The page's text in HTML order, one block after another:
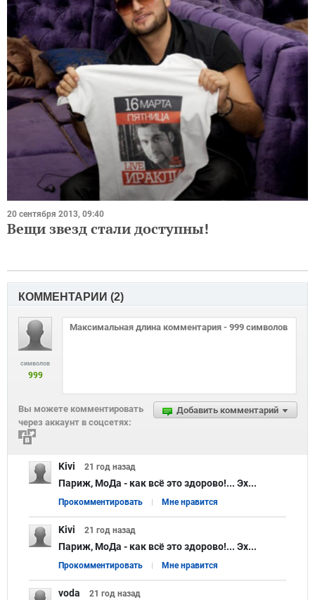
20 сентября 2013, 09:40
Вещи звезд стали доступны!
КОММЕНТАРИИ (2)
символов
999
Добавить комментарий
Вы можете комментировать
через аккаунт в соцсетях:
Kivi 21 год назад
Париж, МоДа - как всё это здорово!... Эх...
Прокомментировать Мне нравится
Kivi 21 год назад
Париж, МоДа - как всё это здорово!... Эх...
Прокомментировать Мне нравится
voda 21 год назад